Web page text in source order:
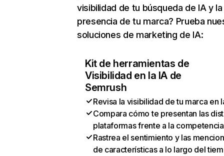
visibilidad de tu búsqueda de IA y la
presencia de tu marca? Prueba
soluciones de marketing de IA:
Kit de herramientas de
Visibilidad en la IA de
Semrush
Revisa la visibilidad de tu marca en
Compara cómo te presentan las
plataformas frente a la competencia
Rastrea el sentimiento y las
de características a lo largo del